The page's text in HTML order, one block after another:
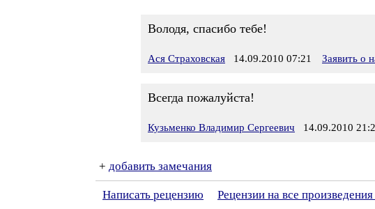
Володя, спасибо тебе!
Ася Страховская 14.09.2010 07:21 Заявить о
Всегда пожалуйста!
Кузьменко Владимир Сергеевич 14.09.2010
+ добавить замечания
Написать рецензию Рецензии на все